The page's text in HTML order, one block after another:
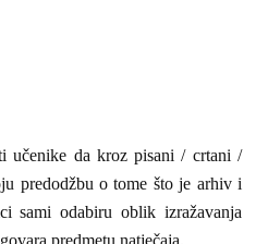
učenike da kroz pisani / crtani /
predodžbu o tome što je arhiv i
sami odabiru oblik izražavanja